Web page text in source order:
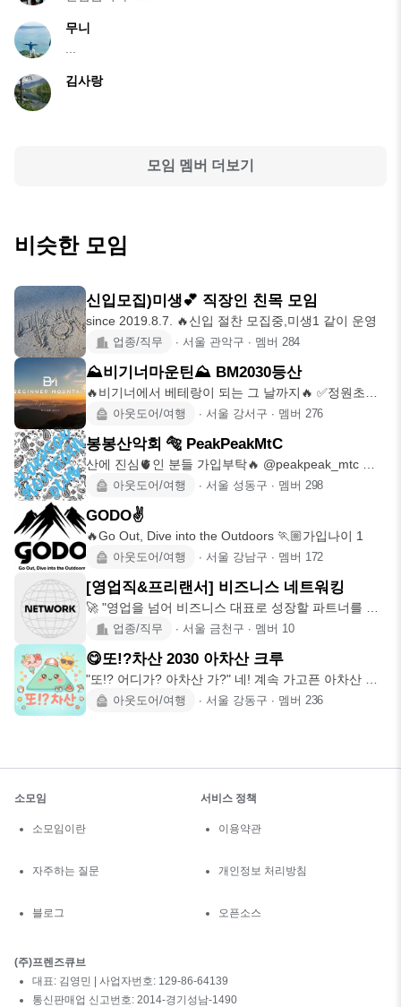
무니
김사랑
모임 멤버 더보기
비슷한 모임
신입모집)미생💕 직장인 친목 모임
since 2019.8.7. 🔥신입 절찬 모집중,미생1 같이 운영
업종/직무 ∙ 서울 관악구 ∙ 멤버 284
⛰️비기너마운틴⛰️ BM2030등산
🔥비기너에서 베테랑이 되는 그 날까지🔥 ✅정원초과
시 동일모임 비기너마운
아웃도어/여행 ∙ 서울 강서구 ∙ 멤버 276
봉봉산악회 🐅 PeakPeakMtC
산에 진심🫀인 분들 가입부탁🔥 @peakpeak_mtc 크
기 보다 밀도
아웃도어/여행 ∙ 서울 성동구 ∙ 멤버 298
GODO✌️
🔥Go Out, Dive into the Outdoors 🏃🏼가입나이 1
아웃도어/여행 ∙ 서울 강남구 ∙ 멤버 172
[영업직&프리랜서] 비즈니스 네트워킹
🚀 "영업을 넘어 비즈니스 대표로 성장할 파트너를 찾
습니다." 혼자 고
업종/직무 ∙ 서울 금천구 ∙ 멤버 10
😋또!?차산 2030 아차산 크루
"또!? 어디가? 아차산 가?" 네! 계속 가고픈 아차산 중
심 2030아웃도어/여행 ∙ 서울 강동구 ∙ 멤버 236
소모임
소모임이란
자주하는 질문
블로그
서비스 정책
이용약관
개인정보 처리방침
오픈소스
(주)프렌즈큐브
대표: 김영민 | 사업자번호: 129-86-64139
통신판매업 신고번호: 2014-경기성남-1490